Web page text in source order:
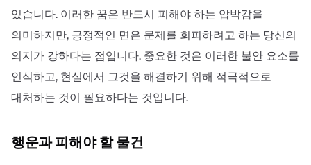
있습니다. 이러한 꿈은 반드시 피해야 하는 압박감을
의미하지만, 긍정적인 면은 문제를 회피하려고 하는 당신의
의지가 강하다는 점입니다. 중요한 것은 이러한 불안 요소를
인식하고, 현실에서 그것을 해결하기 위해 적극적으로
대처하는 것이 필요하다는 것입니다.
행운과 피해야 할 물건